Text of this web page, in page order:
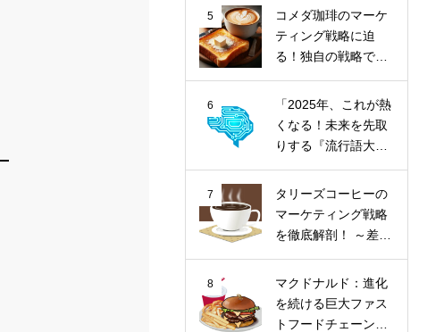
「お、ねだん以
上。」の価値提供
5
コメダ珈琲のマーケ
ティング戦略に迫
る！独自の戦略で喫
6
「2025年、これが熱
くなる！未来を先取
りする『流行語大賞
心トレンド」
7
タリーズコーヒーの
マーケティング戦略
を徹底解剖！ ～差別
題まで～
8
マクドナルド：進化
を続ける巨大ファス
トフードチェーンの